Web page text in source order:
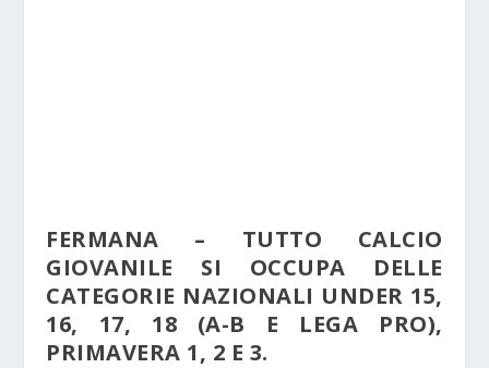
FERMANA – TUTTO CALCIO
GIOVANILE SI OCCUPA DELLE
CATEGORIE NAZIONALI UNDER 15,
16, 17, 18 (A-B E LEGA PRO),
PRIMAVERA 1, 2 E 3.